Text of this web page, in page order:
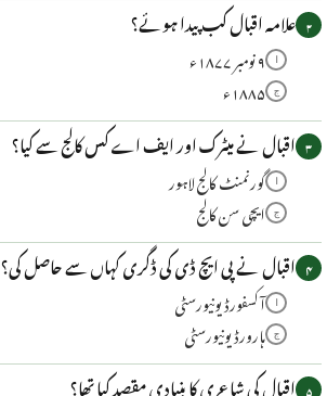
۲ علامہ اقبال کب پیدا ہوئے؟
۹ نومبر ۱۸۷۷ء
ج ۱۸۸۵ء
۳ اقبال نے میٹرک اور ایف اے کس کالج سے کیا؟
گورنمنٹ کالج لاہور
ج ایچی سن کالج
۴ اقبال نے پی ایچ ڈی کی ڈگری کہاں سے حاصل کی؟
آکسفورڈ یونیورسٹی
ج ہارورڈ یونیورسٹی
۵ اقبال کی شاعری کا بنیادی مقصد کیا تھا؟